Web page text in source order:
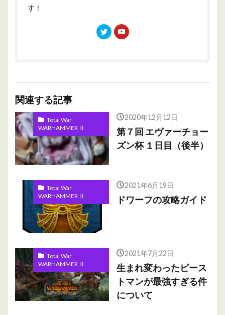
す！
関連する記事
Total War
WARHAMMER Ⅱ
2020年12月12日
第７回 エヴァーチョー
ズン杯 １日目（後半）
Total War
WARHAMMER Ⅱ
2021年6月19日
ドワーフの攻略ガイド
Total War
WARHAMMER Ⅱ
2021年7月22日
生まれ変わったビース
トマンが最強すぎる件
について